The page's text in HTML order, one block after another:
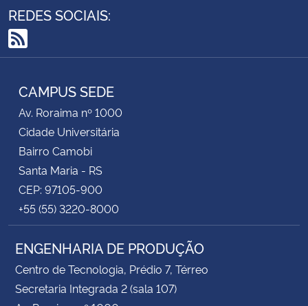
REDES SOCIAIS:
RSS
CAMPUS SEDE
Av. Roraima nº 1000
Cidade Universitária
Bairro Camobi
Santa Maria - RS
CEP: 97105-900
+55 (55) 3220-8000
ENGENHARIA DE PRODUÇÃO
Centro de Tecnologia, Prédio 7, Térreo
Secretaria Integrada 2 (sala 107)